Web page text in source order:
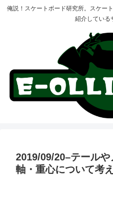
俺説！スケートボード研究所。スケー
紹介している
2019/09/20–テールや
軸・重心について考